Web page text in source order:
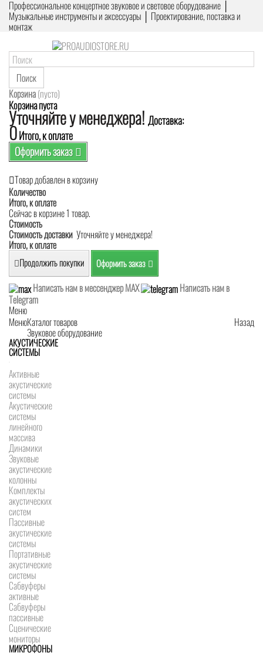
Профессиональное концертное звуковое и световое оборудование │
Музыкальные инструменты и аксессуары │ Проектирование, поставка и
монтаж
Поиск
Корзина(пусто)
Корзина пуста
Уточняйте у менеджера! Доставка:
0Итого, к оплате
Оформить заказ
Товар добавлен в корзину
Количество
Итого, к оплате
Сейчас в корзине 1 товар.
Стоимость
Стоимость доставки Уточняйте у менеджера!
Итого, к оплате
Продолжить покупки Оформить заказ
Написать нам в мессенджер MAX
Написать нам в
Telegram
Меню
Меню
Назад
Каталог товаров
Звуковое оборудование
АКУСТИЧЕСКИЕ
СИСТЕМЫ
Активные
акустические
системы
Акустические
системы
линейного
массива
Динамики
Звуковые
акустические
колонны
Комплекты
акустических
систем
Пассивные
акустические
системы
Портативные
акустические
системы
Сабвуферы
активные
Сабвуферы
пассивные
Сценические
мониторы
МИКРОФОНЫ